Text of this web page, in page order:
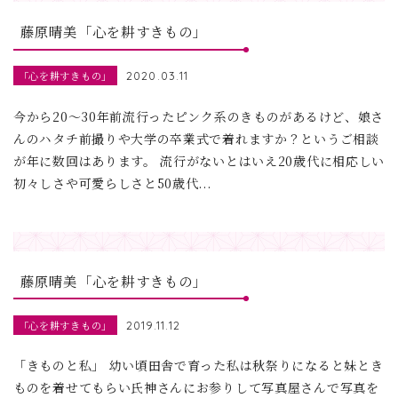
藤原晴美「心を耕すきもの」
「心を耕すきもの」 2020.03.11
今から20～30年前流行ったピンク系のきものがあるけど、娘さ
んのハタチ前撮りや大学の卒業式で着れますか？というご相談
が年に数回はあります。 流行がないとはいえ20歳代に相応しい
初々しさや可愛らしさと50歳代...
藤原晴美「心を耕すきもの」
「心を耕すきもの」 2019.11.12
「きものと私」 幼い頃田舎で育った私は秋祭りになると妹とき
ものを着せてもらい氏神さんにお参りして写真屋さんで写真を